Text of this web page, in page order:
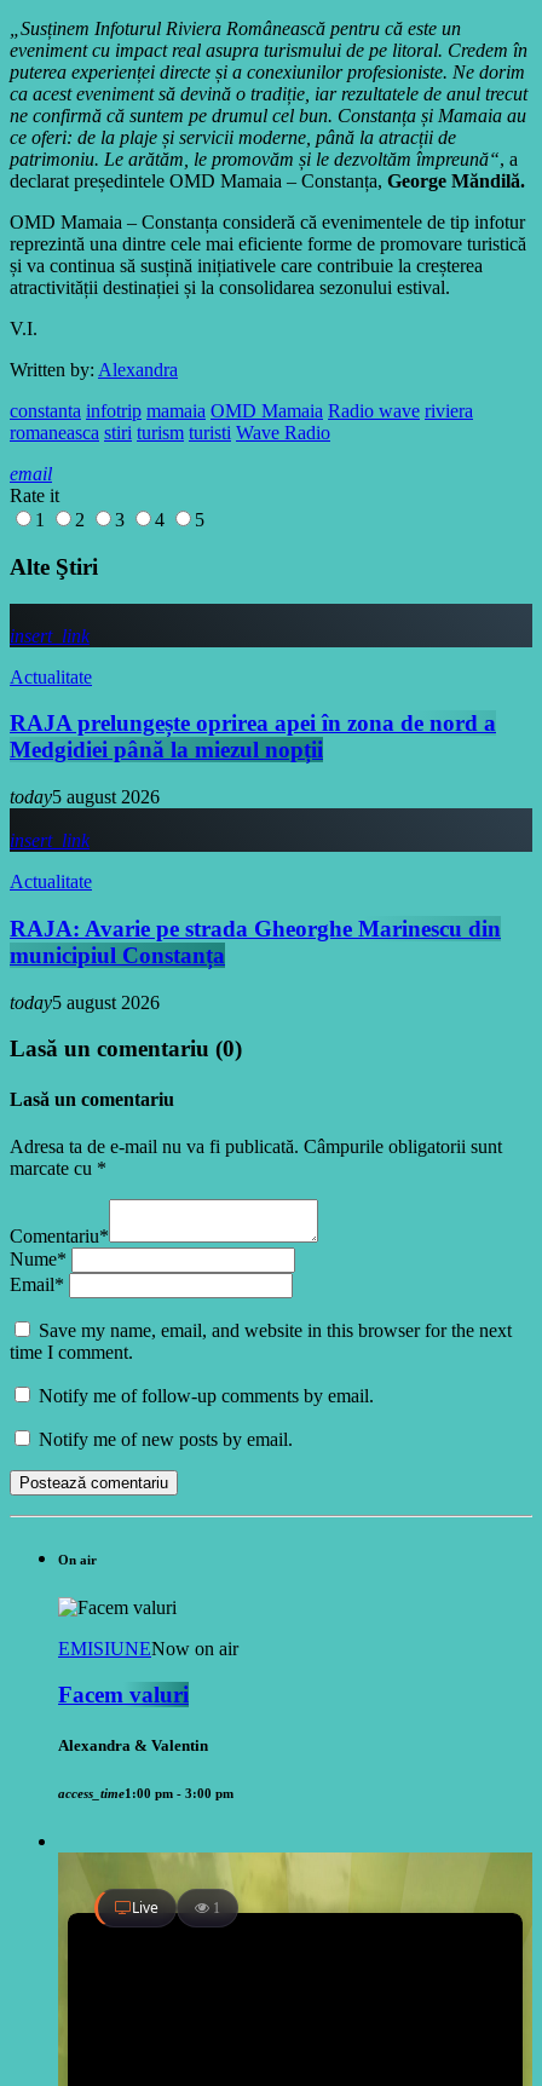
„Susținem Infoturul Riviera Românească pentru că este un
eveniment cu impact real asupra turismului de pe litoral. Credem în
puterea experienței directe și a conexiunilor profesioniste. Ne dorim
ca acest eveniment să devină o tradiție, iar rezultatele de anul trecut
ne confirmă că suntem pe drumul cel bun. Constanța și Mamaia au
ce oferi: de la plaje și servicii moderne, până la atracții de
patrimoniu. Le arătăm, le promovăm și le dezvoltăm împreună“, a
declarat președintele OMD Mamaia – Constanța, George Măndilă.
OMD Mamaia – Constanța consideră că evenimentele de tip infotur
reprezintă una dintre cele mai eficiente forme de promovare turistică
și va continua să susțină inițiativele care contribuie la creșterea
atractivității destinației și la consolidarea sezonului estival.
V.I.
Written by: Alexandra
constanta infotrip mamaia OMD Mamaia Radio wave riviera
romaneasca stiri turism turisti Wave Radio
email
Rate it
1
2 3 4 5
Alte Ştiri
insert_link
Actualitate
RAJA prelungește oprirea apei în zona de nord a
Medgidiei până la miezul nopții
today5 august 2026
insert_link
Actualitate
RAJA: Avarie pe strada Gheorghe Marinescu din
municipiul Constanța
today5 august 2026
Lasă un comentariu (0)
Lasă un comentariu
Adresa ta de e-mail nu va fi publicată. Câmpurile obligatorii sunt
marcate cu *
Comentariu*
Nume*
Email*
Save my name, email, and website in this browser for the next
time I comment.
Notify me of follow-up comments by email.
Notify me of new posts by email.
On air
EMISIUNENow on air
Facem valuri
Alexandra & Valentin
access_time1:00 pm - 3:00 pm